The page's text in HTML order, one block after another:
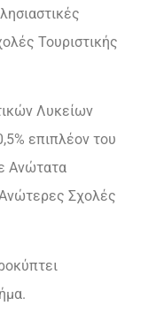
Τουριστικής
Λυκείων
επιπλέον του
Ανώτατα
Ανώτερες Σχολές